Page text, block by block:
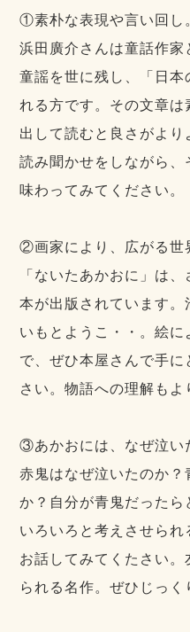
①素朴な表現や言い回し
浜田廣介さんは童話作
童謡を世に残し、「日
れる方です。その文章
出して読むと良さがよ
読み聞かせをしながら、
味わってみてください。
②画家により、広がる世
「ないたあかおに」は
本が出版されています。
いもとようこ・・。絵
で、ぜひ本屋さんで手
さい。物語への理解もよ
③あかおには、なぜ泣い
赤鬼はなぜ泣いたのか
か？自分が青鬼だったら
いろいろと考えさせられ
お話してみてくたさい
られる名作。ぜひじっく